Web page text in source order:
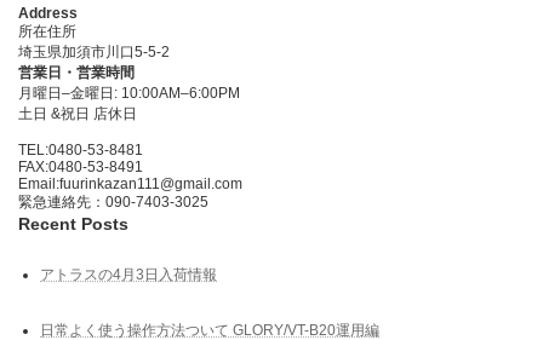
Address
所在住所
埼玉県加須市川口5-5-2
営業日・営業時間
月曜日–金曜日: 10:00AM–6:00PM
土日 &祝日 店休日
TEL:0480-53-8481
FAX:0480-53-8491
Email:fuurinkazan111@gmail.com
緊急連絡先：090-7403-3025
Recent Posts
アトラスの4月3日入荷情報
日常よく使う操作方法ついて GLORY/VT-B20運用編